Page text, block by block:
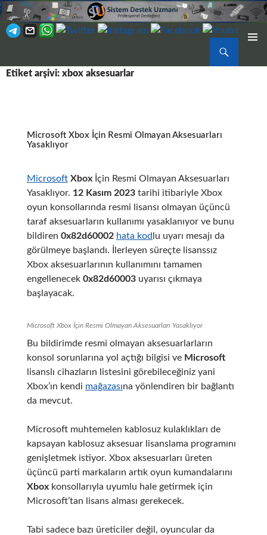
ATLA
Etiket arşivi: xbox aksesuarlar
Microsoft Xbox İçin Resmi Olmayan Aksesuarları
Yasaklıyor
Microsoft Xboxİçin Resmi Olmayan Aksesuarları
Yasaklıyor. 12 Kasım 2023tarihi itibariyle Xbox
oyun konsollarında resmi lisansı olmayan üçüncü
taraf aksesuarların kullanımı yasaklanıyor ve bunu
bildiren 0x82d60002 hata kod lu uyarı mesajı da
görülmeye başlandı. İlerleyen süreçte lisanssız
Xbox aksesuarlarının kullanımını tamamen
engellenecek 0x82d60003uyarısı çıkmaya
başlayacak.
Microsoft Xbox İçin Resmi Olmayan Aksesuarları Yasaklıyor
Bu bildirimde resmi olmayan aksesuarlarların
konsol sorunlarına yol açtığı bilgisi ve Microsoft
lisanslı cihazların listesini görebileceğiniz yani
Xbox’ın kendi mağazasına yönlendiren bir bağlantı
da mevcut.
Microsoft muhtemelen kablosuz kulaklıkları de
kapsayan kablosuz aksesuar lisanslama programını
genişletmek istiyor. Xbox aksesuarları üreten
üçüncü parti markaların artık oyun kumandalarını
Xboxkonsollarıyla uyumlu hale getirmek için
Microsoft’tan lisans alması gerekecek.
Tabi sadece bazı üreticiler değil, oyuncular da